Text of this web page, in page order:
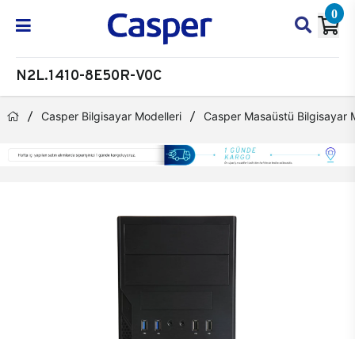
0
N2L.1410-8E50R-V0C
Casper Bilgisayar Modelleri Casper Masaüstü Bilgisayar